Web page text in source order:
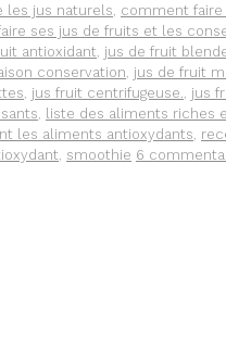
les jus naturels, comment
ses jus de fruits et les
antioxidant, jus de fruit
conservation, jus de fruit
, jus fruit centrifugeuse., jus
, liste des aliments riches
les aliments antioxydants,
, smoothie 6